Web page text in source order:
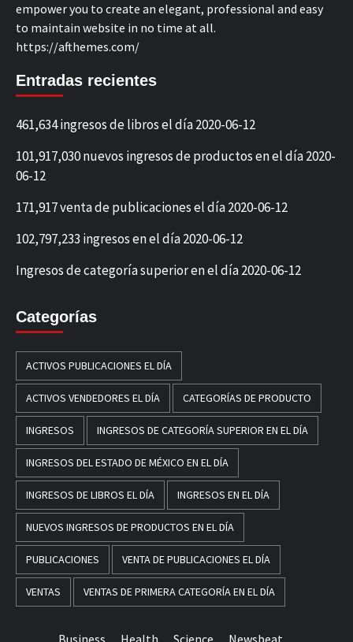
empower you to create an elegant, professional and easy
to maintain website in no time at all.
https://afthemes.com/
Entradas recientes
461,634 ingresos de libros el día 2020-06-12
101,917,030 nuevos ingresos de productos en el día 2020-
06-12
171,917 venta de publicaciones el día 2020-06-12
102,797,233 ingresos en el día 2020-06-12
Ingresos de categoría superior en el día 2020-06-12
Categorías
ACTIVOS PUBLICACIONES EL DÍA
ACTIVOS VENDEDORES EL DÍA CATEGORÍAS DE PRODUCTO
INGRESOS INGRESOS DE CATEGORÍA SUPERIOR EN EL DÍA
INGRESOS DEL ESTADO DE MÉXICO EN EL DÍA
INGRESOS DE LIBROS EL DÍA INGRESOS EN EL DÍA
NUEVOS INGRESOS DE PRODUCTOS EN EL DÍA
PUBLICACIONES VENTA DE PUBLICACIONES EL DÍA
VENTAS VENTAS DE PRIMERA CATEGORÍA EN EL DÍA